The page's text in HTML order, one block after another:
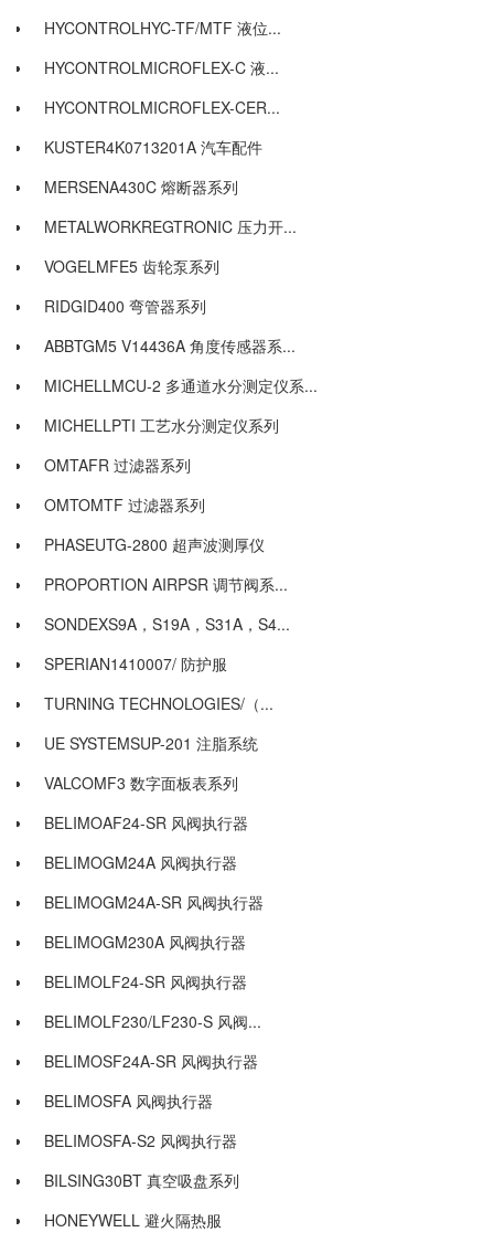
HYCONTROLHYC-TF/MTF 液位...
HYCONTROLMICROFLEX-C 液...
HYCONTROLMICROFLEX-CER...
KUSTER4K0713201A 汽车配件
MERSENA430C 熔断器系列
METALWORKREGTRONIC 压力开...
VOGELMFE5 齿轮泵系列
RIDGID400 弯管器系列
ABBTGM5 V14436A 角度传感器系...
MICHELLMCU-2 多通道水分测定仪系...
MICHELLPTI 工艺水分测定仪系列
OMTAFR 过滤器系列
OMTOMTF 过滤器系列
PHASEUTG-2800 超声波测厚仪
PROPORTION AIRPSR 调节阀系...
SONDEXS9A，S19A，S31A，S4...
SPERIAN1410007/ 防护服
TURNING TECHNOLOGIES/（...
UE SYSTEMSUP-201 注脂系统
VALCOMF3 数字面板表系列
BELIMOAF24-SR 风阀执行器
BELIMOGM24A 风阀执行器
BELIMOGM24A-SR 风阀执行器
BELIMOGM230A 风阀执行器
BELIMOLF24-SR 风阀执行器
BELIMOLF230/LF230-S 风阀...
BELIMOSF24A-SR 风阀执行器
BELIMOSFA 风阀执行器
BELIMOSFA-S2 风阀执行器
BILSING30BT 真空吸盘系列
HONEYWELL 避火隔热服